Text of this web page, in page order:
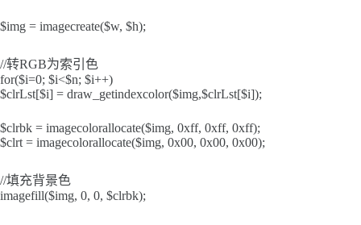
$img = imagecreate($w, $h);
//转RGB为索引色
for($i=0; $i<$n; $i++)
$clrLst[$i] = draw_getindexcolor($img,$clrLst[$i]);
$clrbk = imagecolorallocate($img, 0xff, 0xff, 0xff);
$clrt = imagecolorallocate($img, 0x00, 0x00, 0x00);
//填充背景色
imagefill($img, 0, 0, $clrbk);